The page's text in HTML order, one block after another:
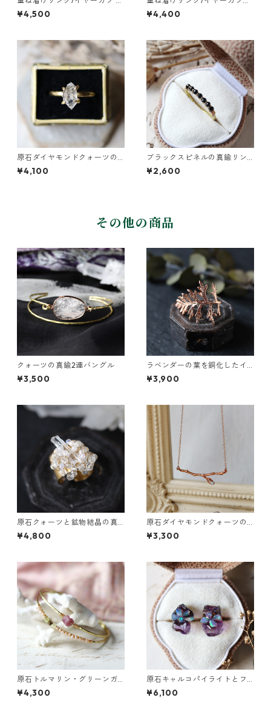
鍮つちめ幅広・ブラックスピ
ネル
¥4,500
真鍮つちめ幅広・ガーネット
¥4,400
原石ダイヤモンドクォーツの
イヤーカフ/リング
¥4,100
ブラックスピネルの真鍮リン
グ
¥2,600
その他の商品
クォーツの真鍮2連バングル
¥3,500
ラベンダーの葉を銅化したイ
ヤーカフ
¥3,900
原石クォーツと鉱物結晶の真
鍮幅広イヤーカフ
¥4,800
原石ダイヤモンドクォーツの
小枝ネックレス
¥3,300
原石トルマリン・グリーンガ
ーネットの2連バングル
¥4,300
原石キャルコパイライトとフ
ローライトのプチピアス
¥6,100